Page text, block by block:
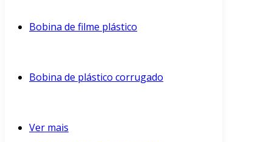
Bobina de filme plástico
Bobina de plástico corrugado
Ver mais